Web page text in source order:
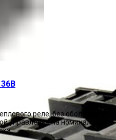
реле, без оболочки, со
управления на номинальное